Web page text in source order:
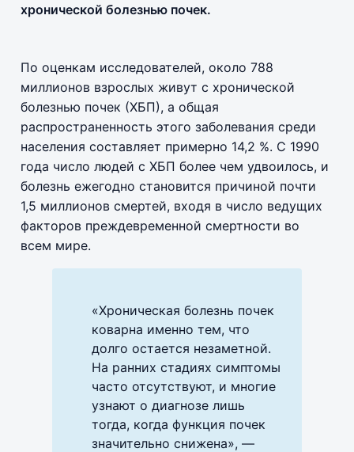
хронической болезнью почек.
По оценкам исследователей, около 788
миллионов взрослых живут с хронической
болезнью почек (ХБП), а общая
распространенность этого заболевания среди
населения составляет примерно 14,2 %. С 1990
года число людей с ХБП более чем удвоилось, и
болезнь ежегодно становится причиной почти
1,5 миллионов смертей, входя в число ведущих
факторов преждевременной смертности во
всем мире.
«Хроническая болезнь почек
коварна именно тем, что
долго остается незаметной.
На ранних стадиях симптомы
часто отсутствуют, и многие
узнают о диагнозе лишь
тогда, когда функция почек
значительно снижена», —